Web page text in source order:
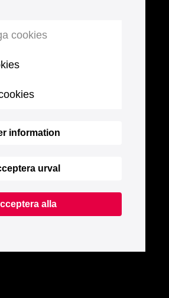
cookies
information
urval
alla